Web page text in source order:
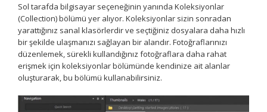
Sol tarafda bilgisayar seçeneğinin yanında Koleksiyonlar
(Collection) bölümü yer alıyor. Koleksiyonlar sizin sonradan
yarattığınız sanal klasörlerdir ve seçtiğiniz dosyalara daha hızlı
bir şekilde ulaşmanızı sağlayan bir alandır. Fotoğraflarınızı
düzenlemek, sürekli kullandığınız fotoğraflara daha rahat
erişmek için koleksiyonlar bölümünde kendinize ait alanlar
oluşturarak, bu bölümü kullanabilirsiniz.